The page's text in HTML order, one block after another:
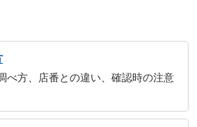
べ方、店番との違い、確認時の注意